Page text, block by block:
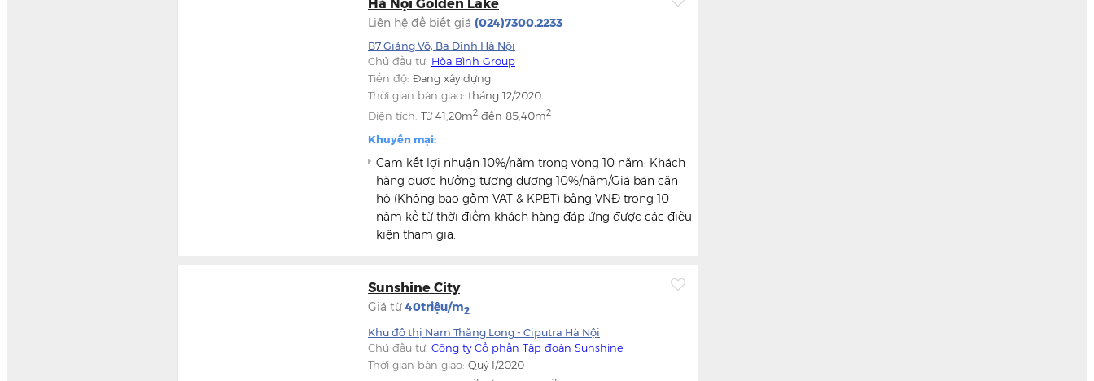
Hà Nội Golden Lake
Liên hệ để biết giá (024)7300.2233
B7 Giảng Võ, Ba Đình Hà Nội
Chủ đầu tư: Hòa Bình Group
Tiến độ: Đang xây dựng
Thời gian bàn giao: tháng 12/2020
Diện tích: Từ41,20m2 đến 85,40m2
Khuyến mại:
Cam kết lợi nhuận 10%/năm trong vòng 10 năm: Khách
hàng được hưởng tương đương 10%/năm/Giá bán căn
hộ (Không bao gồm VAT & KPBT) bằng VNĐ trong 10
năm kể từ thời điểm khách hàng đáp ứng được các điều
kiện tham gia.
Cam Kết Mua Lại: Sau 03 năm kể từ ngày ký Hợp đồng
trị tối thiểu bằng 110% GBCH (Giá không bao gồm VAT &
KPBT) hoặc sau 5 năm là 115%
hộ miễn phí 10 đêm/năm. Trường hợp khách hàng
không sử dụng có quyền quy đổi thành tiền tương ứng
0,7%/USD/năm hoặc 0.85%/VNĐ/năm
Sunshine City
Giá từ 40triệu/m2
Khu đô thị Nam Thăng Long - Ciputra Hà Nội
Chủ đầu tư: Công ty Cổ phần Tập đoàn Sunshine
Thời gian bàn giao: Quý I/2020